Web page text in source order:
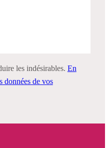
les indésirables. En
données de vos